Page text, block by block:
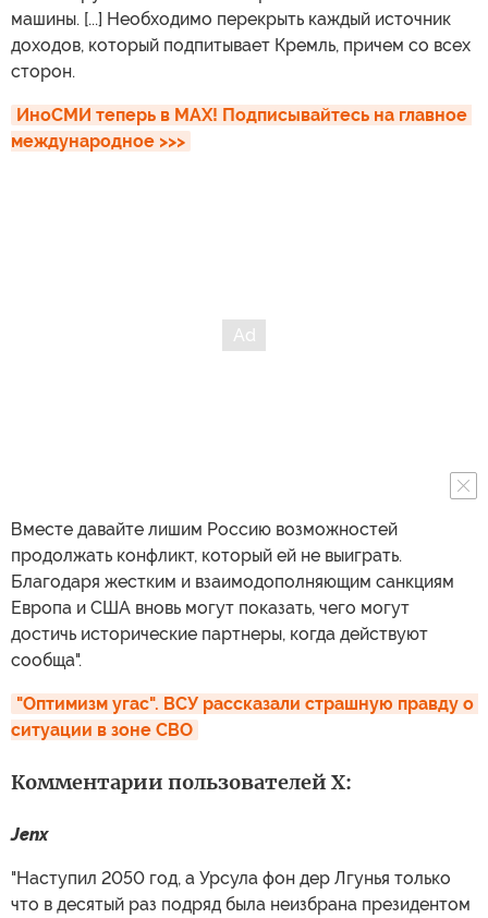
машины. [...] Необходимо перекрыть каждый источник
доходов, который подпитывает Кремль, причем со всех
сторон.
ИноСМИ теперь в MAX! Подписывайтесь на главное
международное >>>
Вместе давайте лишим Россию возможностей
продолжать конфликт, который ей не выиграть.
Благодаря жестким и взаимодополняющим санкциям
Европа и США вновь могут показать, чего могут
достичь исторические партнеры, когда действуют
сообща".
"Оптимизм угас". ВСУ рассказали страшную правду о
ситуации в зоне СВО
Комментарии пользователей X:
Jenx
"Наступил 2050 год, а Урсула фон дер Лгунья только
что в десятый раз подряд была неизбрана президентом